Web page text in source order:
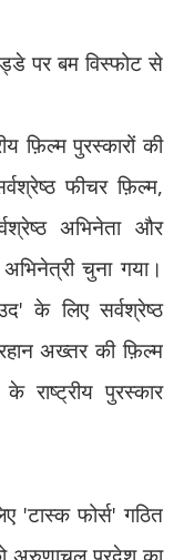
पर बम विस्फोट से
फ़िल्म पुरस्कारों की
फीचर फ़िल्म,
अभिनेता और
चुना गया।
'के लिए सर्वश्रेष्ठ
अख्तर की फ़िल्म
राष्ट्रीय पुरस्कार
'टास्क फोर्स'गठित